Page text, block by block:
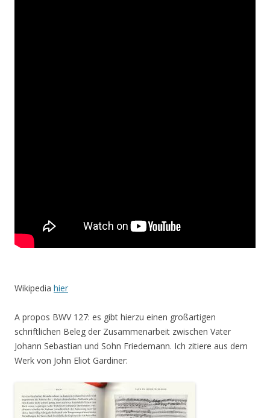
Wikipedia hier
A propos BWV 127: es gibt hierzu einen großartigen
schriftlichen Beleg der Zusammenarbeit zwischen Vater
Johann Sebastian und Sohn Friedemann. Ich zitiere aus dem
Werk von John Eliot Gardiner: